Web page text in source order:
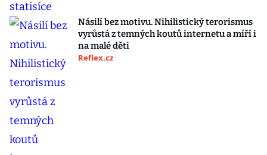
Násilí bez motivu. Nihilistický terorismus
vyrůstá z temných koutů internetu a míří i
na malé děti
Reflex.cz